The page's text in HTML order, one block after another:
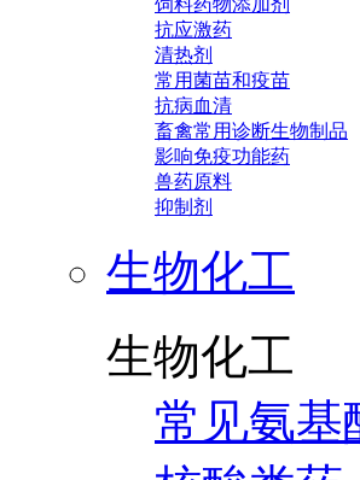
饲料药物添加剂
抗应激药
清热剂
常用菌苗和疫苗
抗病血清
畜禽常用诊断生物制品
影响免疫功能药
兽药原料
抑制剂
生物化工
生物化工
常见氨基